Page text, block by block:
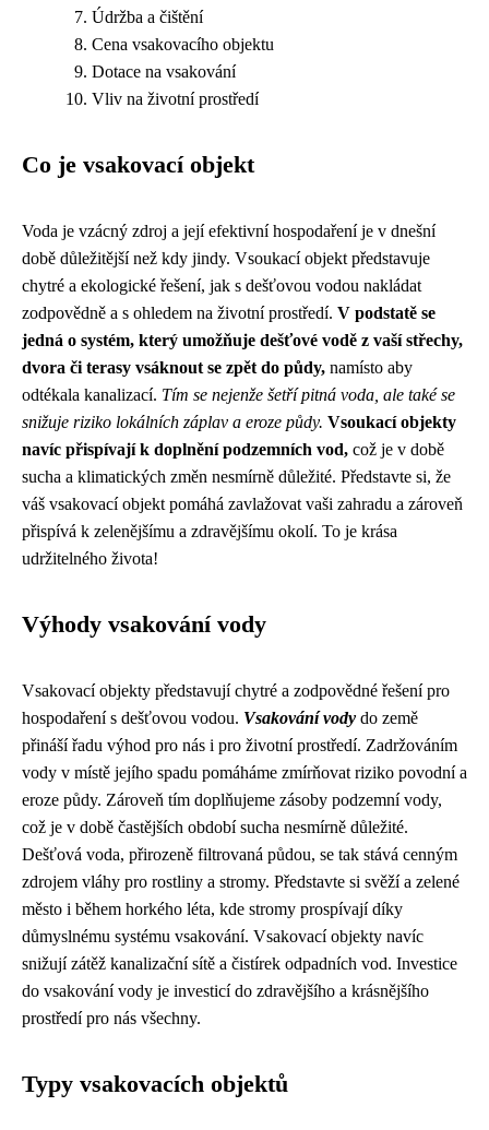
Údržba a čištění
Cena vsakovacího objektu
Dotace na vsakování
Vliv na životní prostředí
Co je vsakovací objekt
Voda je vzácný zdroj a její efektivní hospodaření je v dnešní
době důležitější než kdy jindy. Vsoukací objekt představuje
chytré a ekologické řešení, jak s dešťovou vodou nakládat
zodpovědně a s ohledem na životní prostředí. V podstatě se
jedná o systém, který umožňuje dešťové vodě z vaší střechy,
dvora či terasy vsáknout se zpět do půdy, namísto aby
odtékala kanalizací. Tím se nejenže šetří pitná voda, ale také se
snižuje riziko lokálních záplav a eroze půdy. Vsoukací objekty
navíc přispívají k doplnění podzemních vod, což je v době
sucha a klimatických změn nesmírně důležité. Představte si, že
váš vsakovací objekt pomáhá zavlažovat vaši zahradu a zároveň
přispívá k zelenějšímu a zdravějšímu okolí. To je krása
udržitelného života!
Výhody vsakování vody
Vsakovací objekty představují chytré a zodpovědné řešení pro
hospodaření s dešťovou vodou. Vsakování vody do země
přináší řadu výhod pro nás i pro životní prostředí. Zadržováním
vody v místě jejího spadu pomáháme zmírňovat riziko povodní a
eroze půdy. Zároveň tím doplňujeme zásoby podzemní vody,
což je v době častějších období sucha nesmírně důležité.
Dešťová voda, přirozeně filtrovaná půdou, se tak stává cenným
zdrojem vláhy pro rostliny a stromy. Představte si svěží a zelené
město i během horkého léta, kde stromy prospívají díky
důmyslnému systému vsakování. Vsakovací objekty navíc
snižují zátěž kanalizační sítě a čistírek odpadních vod. Investice
do vsakování vody je investicí do zdravějšího a krásnějšího
prostředí pro nás všechny.
Typy vsakovacích objektů